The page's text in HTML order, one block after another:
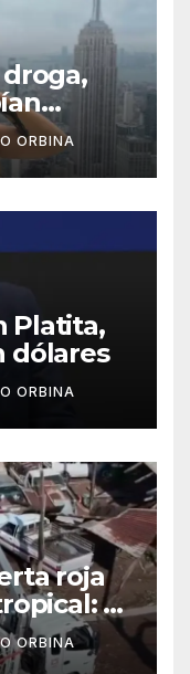
la
ORBINA
Platita,
dólares
ORBINA
roja
al
ORBINA